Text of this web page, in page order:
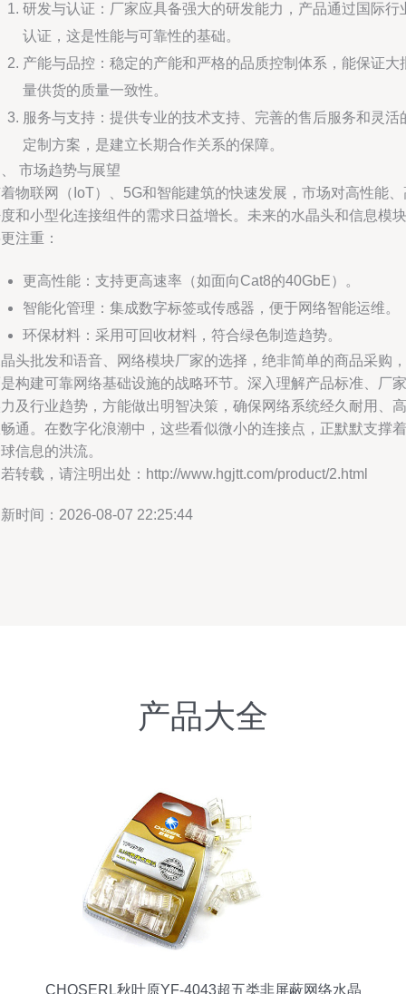
研发与认证：厂家应具备强大的研发能力，产品通过国际行
认证，这是性能与可靠性的基础。
产能与品控：稳定的产能和严格的品质控制体系，能保证大
量供货的质量一致性。
服务与支持：提供专业的技术支持、完善的售后服务和灵活
定制方案，是建立长期合作关系的保障。
市场趋势与展望
物联网（IoT）、5G和智能建筑的快速发展，市场对高性能、
和小型化连接组件的需求日益增长。未来的水晶头和信息模块
注重：
更高性能：支持更高速率（如面向Cat8的40GbE）。
智能化管理：集成数字标签或传感器，便于网络智能运维。
环保材料：采用可回收材料，符合绿色制造趋势。
头批发和语音、网络模块厂家的选择，绝非简单的商品采购，
构建可靠网络基础设施的战略环节。深入理解产品标准、厂家
及行业趋势，方能做出明智决策，确保网络系统经久耐用、高
通。在数字化浪潮中，这些看似微小的连接点，正默默支撑着
信息的洪流。
转载，请注明出处：http://www.hgjtt.com/product/2.html
时间：2026-08-07 22:25:44
产品大全
CHOSERL秋叶原YF-4043超五类非屏蔽网络水晶